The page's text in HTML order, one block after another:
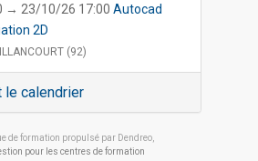
→ 23/10/26 17:00Autocad
2D
(92)
le calendrier
de formation propulsé par Dendreo,
pour les centres de formation